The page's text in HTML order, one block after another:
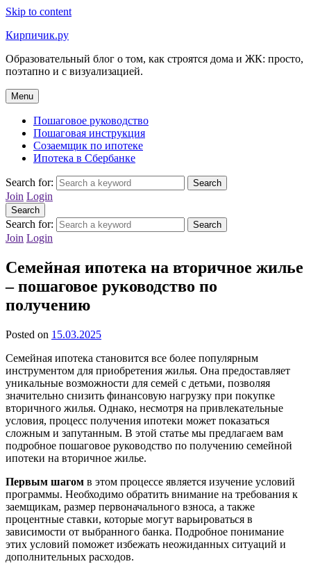
Skip to content
Кирпичик.ру
Образовательный блог о том, как строятся дома и ЖК: просто,
поэтапно и с визуализацией.
Menu
Пошаговое руководство
Пошаговая инструкция
Созаемщик по ипотеке
Ипотека в Сбербанке
Search for: Search
Join Login
Search
Search for: Search
Join Login
Семейная ипотека на вторичное жилье
– пошаговое руководство по
получению
Posted on 15.03.2025
Семейная ипотека становится все более популярным
инструментом для приобретения жилья. Она предоставляет
уникальные возможности для семей с детьми, позволяя
значительно снизить финансовую нагрузку при покупке
вторичного жилья. Однако, несмотря на привлекательные
условия, процесс получения ипотеки может показаться
сложным и запутанным. В этой статье мы предлагаем вам
подробное пошаговое руководство по получению семейной
ипотеки на вторичное жилье.
Первым шагом в этом процессе является изучение условий
программы. Необходимо обратить внимание на требования к
заемщикам, размер первоначального взноса, а также
процентные ставки, которые могут варьироваться в
зависимости от выбранного банка. Подробное понимание
этих условий поможет избежать неожиданных ситуаций и
дополнительных расходов.